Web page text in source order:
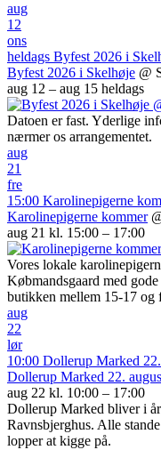
aug
12
ons
heldags Byfest 2026 i
Byfest 2026 i Skelhøje @
aug 12 – aug 15 heldags
Datoen er fast. Yderlige
nærmer os arrangementet.
aug
21
fre
15:00 Karolinepigerne
Karolinepigerne kommer
aug 21 kl. 15:00 – 17:00
Vores lokale
Købmandsgaard med
butikken mellem 15-17 og
aug
22
lør
10:00 Dollerup Marked
Dollerup Marked 22.
aug 22 kl. 10:00 – 17:00
Dollerup Marked bliver i
Ravnsbjerghus. Alle
lopper at kigge på.